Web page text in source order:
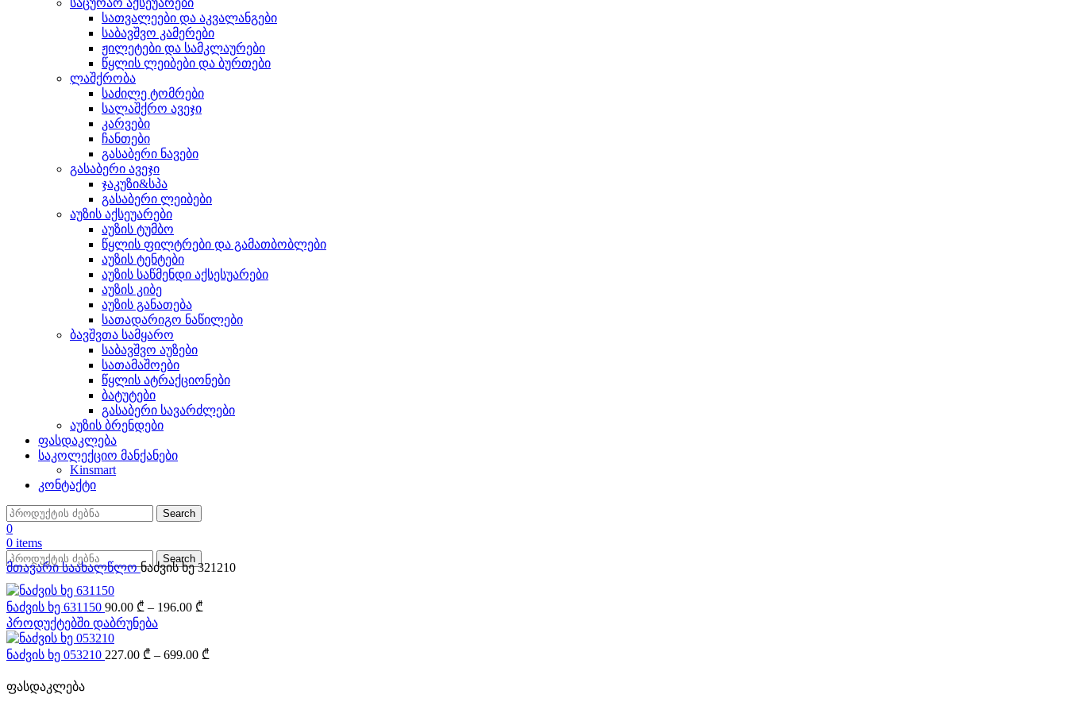
საცურაო აქსეუარები
სათვალეები და აკვალანგები
საბავშვო კამერები
ჟილეტები და სამკლაურები
წყლის ლეიბები და ბურთები
ლაშქრობა
საძილე ტომრები
სალაშქრო ავეჯი
კარვები
ჩანთები
გასაბერი ნავები
გასაბერი ავეჯი
ჯაკუზი&სპა
გასაბერი ლეიბები
აუზის აქსეუარები
აუზის ტუმბო
წყლის ფილტრები და გამათბობლები
აუზის ტენტები
აუზის საწმენდი აქსესუარები
აუზის კიბე
აუზის განათება
სათადარიგო ნაწილები
ბავშვთა სამყარო
საბავშვო აუზები
სათამაშოები
წყლის ატრაქციონები
ბატუტები
გასაბერი სავარძლები
აუზის ბრენდები
ფასდაკლება
საკოლექციო მანქანები
Kinsmart
კონტაქტი
Search
0
0 items
Search
მთავარისაახალწლონაძვის ხე 321210
ნაძვის ხე 631150 90.00 ₾ – 196.00 ₾
through
პროდუქტებში დაბრუნება
ნაძვის ხე 053210 227.00 ₾ – 699.00 ₾
ფასდაკლება